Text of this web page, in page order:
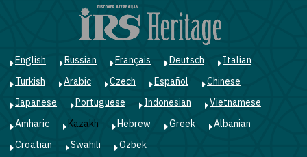
English Russian Français Deutsch
Italian
Turkish
Arabic Czech Español
Chinese
Japanese
Portuguese Indonesian
Vietnamese
Amharic
Kazakh Hebrew Greek
Albanian
Croatian
Swahili Ozbek